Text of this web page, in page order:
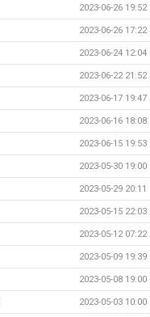
2023-06-26 19:52
2023-06-26 17:22
2023-06-24 12:04
2023-06-22 21:52
2023-06-17 19:47
2023-06-16 18:08
2023-06-15 19:53
2023-05-30 19:00
2023-05-29 20:11
2023-05-15 22:03
2023-05-12 07:22
2023-05-09 19:39
2023-05-08 19:00
2023-05-03 10:00